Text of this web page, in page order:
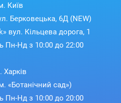
Київ
Берковецька, 6Д (NEW)
вул. Кільцева дорога, 1
Пн-Нд з 10:00 до 22:00
Харків
«Ботанічний сад»)
Пн-Нд з 10:00 до 20:00